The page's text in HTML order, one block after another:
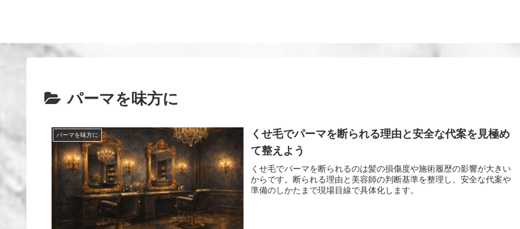
パーマを味方に
パーマを味方に
くせ毛でパーマを断られる理由と安全な代案を見極め
て整えよう
くせ毛でパーマを断られるのは髪の損傷度や施術履歴の影響が大きい
からです。断られる理由と美容師の判断基準を整理し、安全な代案や
準備のしかたまで現場目線で具体化します。